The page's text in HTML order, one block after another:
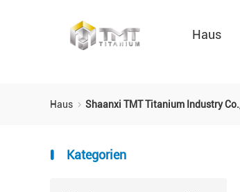
Haus
Haus Shaanxi TMT Titanium Industry
Kategorien